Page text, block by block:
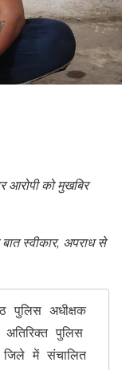
आरोपी को मुखबिर
स्वीकार, अपराध से
पुलिस
जिले में संचालित